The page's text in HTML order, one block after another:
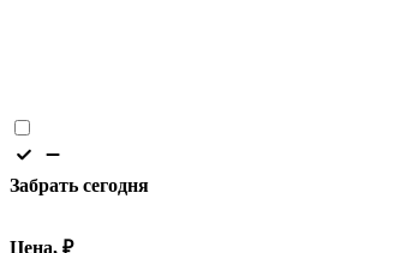
Забрать сегодня
Цена, ₽